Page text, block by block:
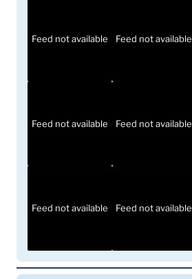
Feed not available Feed not available
Feed not available Feed not available
Feed not available Feed not available